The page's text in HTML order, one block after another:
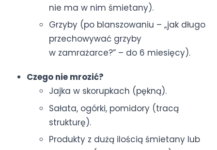
nie ma w nim śmietany).
Grzyby (po blanszowaniu – „jak długo
przechowywać grzyby
w zamrażarce?” – do 6 miesięcy).
Czego nie mrozić?
Jajka w skorupkach (pękną).
Sałata, ogórki, pomidory (tracą
strukturę).
Produkty z dużą ilością śmietany lub